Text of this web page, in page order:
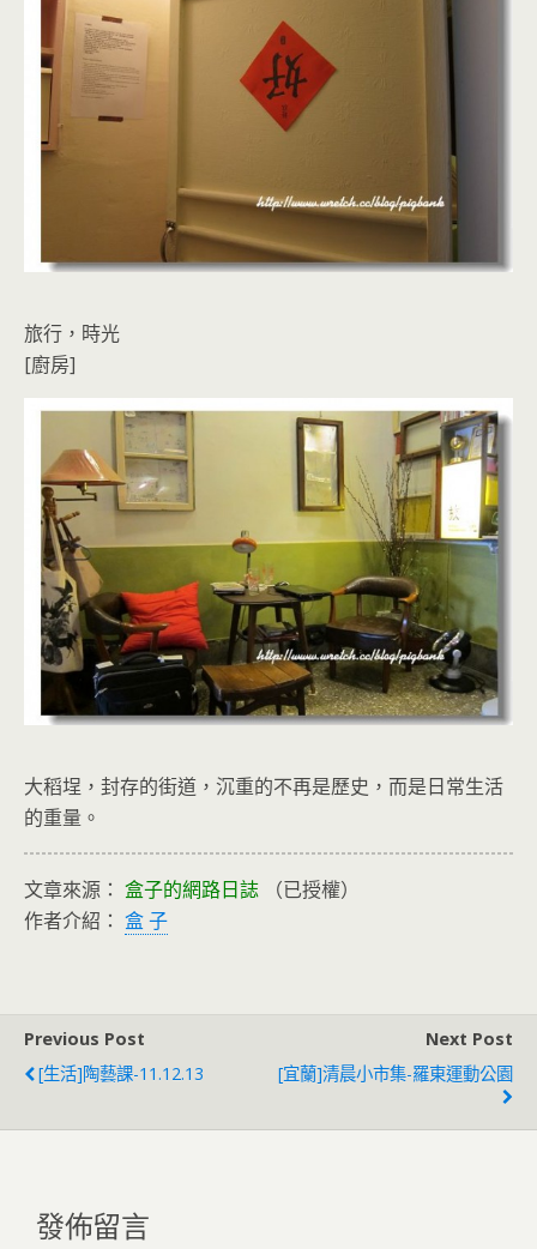
旅行，時光
[廚房]
大稻埕，封存的街道，沉重的不再是歷史，而是日常生活
的重量。
文章來源： 盒子的網路日誌
（已授權）
作者介紹： 盒 子
Previous Post
[生活]陶藝課-11.12.13
Next Post
[宜蘭]清晨小市集-羅東運動公園
發佈留言